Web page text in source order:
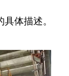
体描述。